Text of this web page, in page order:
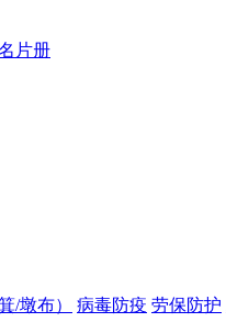
片册
/墩布） 病毒防疫 劳保防护